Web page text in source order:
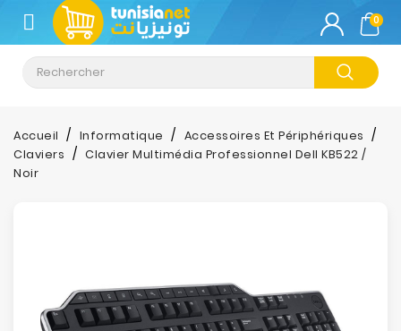
CATÉGORIE
Climatisation
Informatique
Téléphonie
Stockage
0
Accueil Informatique
Accessoires Et Périphériques
Claviers
Clavier Multimédia Professionnel Dell KB522 /
Noir